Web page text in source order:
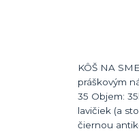
KÔŠ NA
práškovým
35 Objem:
lavičiek (a
čiernou